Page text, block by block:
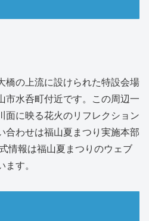
橋の上流に設けられた特設会場
市水呑町付近です。この周辺一
面に映る花火のリフレクション
合わせは福山夏まつり実施本部
情報は福山夏まつりのウェブ
す。